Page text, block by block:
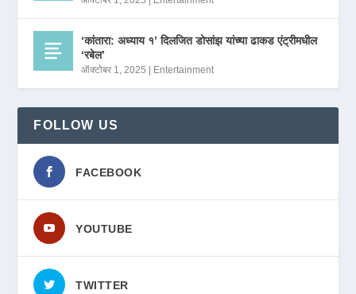
‘कांतारा: अध्याय १’ दिलजित डोसांझ यांच्या ढाकड एंट्रीमधील
‘रबेल’
ऑक्टोबर 1, 2025 | Entertainment
FOLLOW US
FACEBOOK
YOUTUBE
TWITTER